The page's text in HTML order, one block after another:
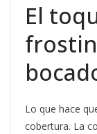
El
Lo que hace
cobertura. La